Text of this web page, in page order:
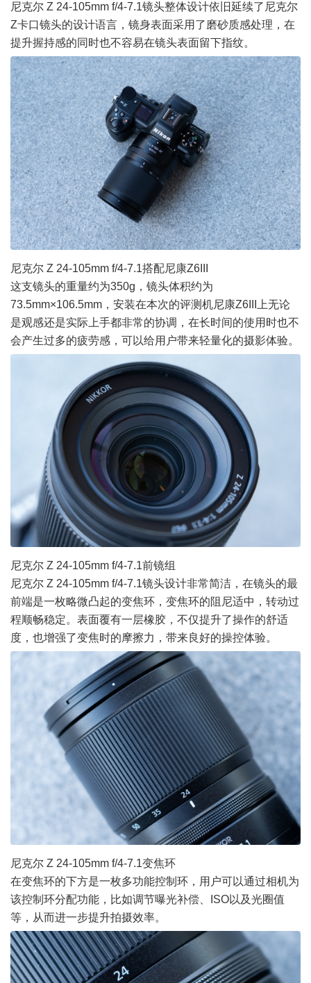
尼克尔 Z 24-105mm f/4-7.1镜头整体设计依旧延续了尼克尔
Z卡口镜头的设计语言，镜身表面采用了磨砂质感处理，在
提升握持感的同时也不容易在镜头表面留下指纹。
尼克尔 Z 24-105mm f/4-7.1搭配尼康Z6III
这支镜头的重量约为350g，镜头体积约为
73.5mm×106.5mm，安装在本次的评测机尼康Z6II
I上无论
是观感还是实际上手都非常的协调，在长时间的使用时也不
会产生过多的疲劳感，可以给用户带来轻量化的摄影体验。
尼克尔 Z 24-105mm f/4-7.1前镜组
尼克尔 Z 24-105mm f/4-7.1镜头设计非常简洁，在镜头的最
前端是一枚略微凸起的变焦环，变焦环的阻尼适中，转动过
程顺畅稳定。表面覆有一层橡胶，不仅提升了操作的舒适
度，也增强了变焦时的摩擦力，带来良好的操控体验。
尼克尔 Z 24-105mm f/4-7.1变焦环
在变焦环的下方是一枚多功能控制环，用户可以通过相机为
该控制环分配功能，比如调节曝光补偿、ISO以及光圈值
等，从而进一步提升拍摄效率。